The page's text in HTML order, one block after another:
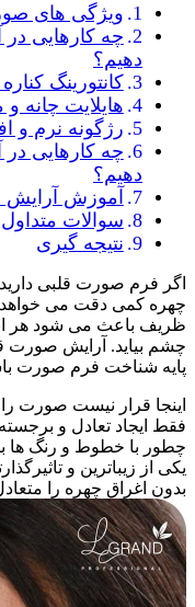
ویژگی‌ های
چه کارهایی در
دهیم؟
کانتورینگ
هایلایت چانه
رژگونه نرم و
چه کارهایی در
دهیم؟
آموزش آرایش
سوالات متداول
نتیجه گیری
اگر فرم صورت قلبی دارید
چهره کمی دقت می خواهد.
ظریف باعث می شود هر
چشم بیاید. آرایش صورت
پایه شناخت فرم صورت
اینجا قرار نیست صورت
فقط ایجاد تعادل و
چطور با خطوط و رنگ ها
یکی از زیباترین و
بدون اغراق چهره را